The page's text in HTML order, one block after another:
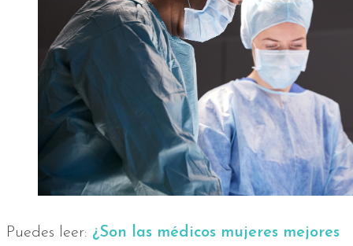
Puedes leer: ¿Son las médicos mujeres mejores